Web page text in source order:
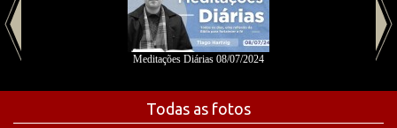
Meditações Diárias 08/07/2024
Todas as fotos